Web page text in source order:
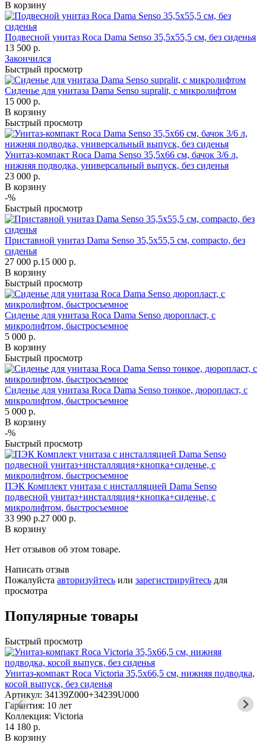
В корзину
Подвесной унитаз Roca Dama Senso 35,5х55,5 см, без сиденья
13 500 р.
Закончился
Быстрый просмотр
Сиденье для унитаза Dama Senso supralit, с микролифтом
15 000 р.
В корзину
Быстрый просмотр
Унитаз-компакт Roca Dama Senso 35,5х66 см, бачок 3/6 л,
нижняя подводка, универсальный выпуск, без сиденья
23 000 р.
В корзину
-%
Быстрый просмотр
Приставной унитаз Dama Senso 35,5х55,5 см, compacto, без
сиденья
27 000 р.15 000 р.
В корзину
Быстрый просмотр
Сиденье для унитаза Roca Dama Senso дюропласт, с
микролифтом, быстросъемное
5 000 р.
В корзину
Быстрый просмотр
Сиденье для унитаза Roca Dama Senso тонкое, дюропласт, с
микролифтом, быстросъемное
5 000 р.
В корзину
-%
Быстрый просмотр
ПЭК Комплект унитаза с инсталляцией Dama Senso
подвесной унитаз+инсталляция+кнопка+сиденье, с
микролифтом, быстросъемное
33 990 р.27 000 р.
В корзину
Нет отзывов об этом товаре.
Написать отзыв
Пожалуйста авторизуйтесь или зарегистрируйтесь для
просмотра
Популярные товары
Быстрый просмотр
Унитаз-компакт Roca Victoria 35,5х66,5 см, нижняя подводка,
косой выпуск, без сиденья
Артикул: 34139Z000+34239U000
Гарантия: 10 лет
Коллекция: Victoria
14 180 р.
В корзину